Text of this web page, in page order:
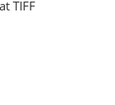
TIFF